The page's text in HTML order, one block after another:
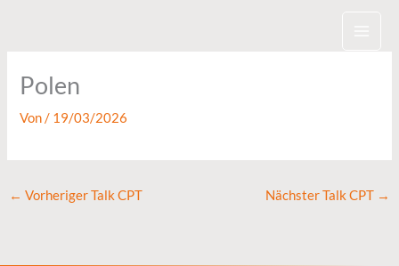
Polen
Von/ 19/03/2026
← Vorheriger Talk CPT Nächster Talk CPT →